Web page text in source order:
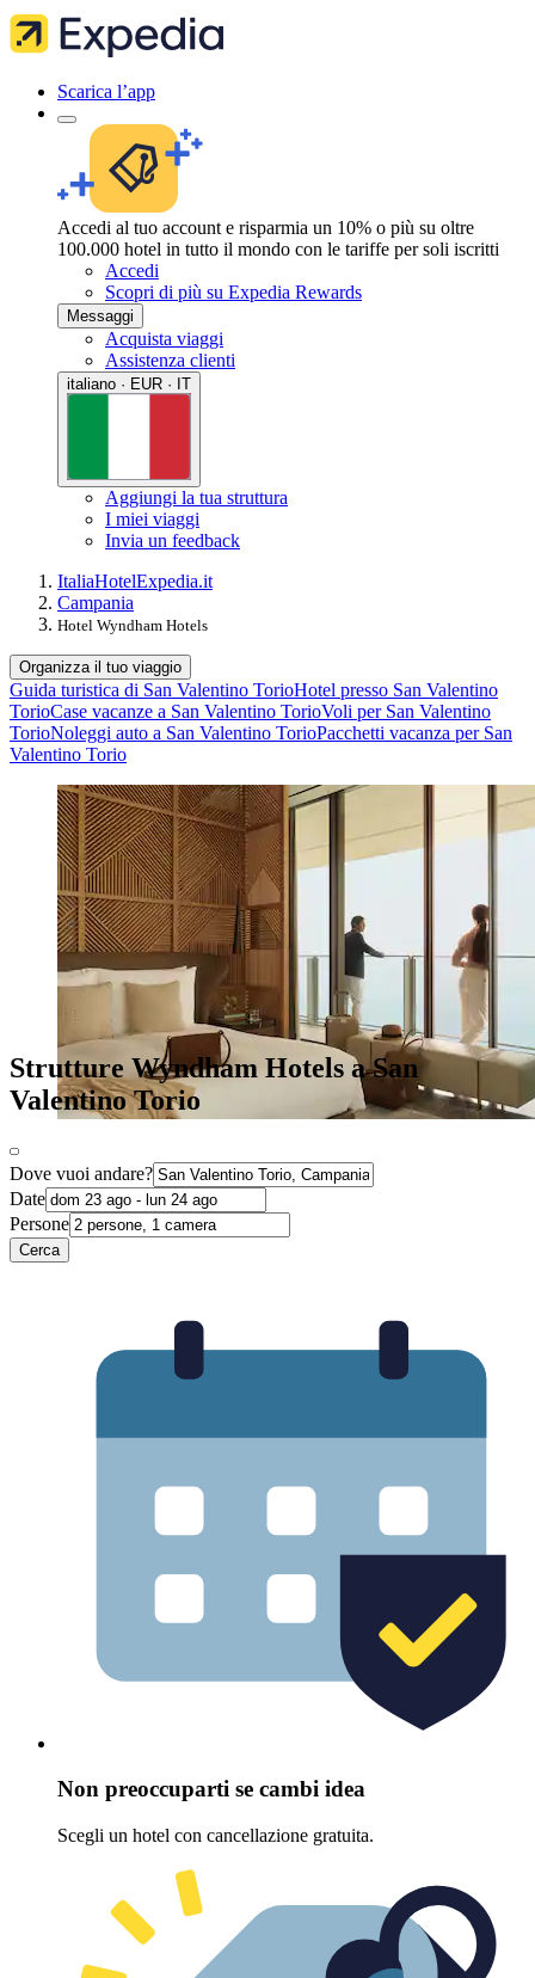
Scarica l’app
Accedi al tuo account e risparmia un 10% o più su oltre
100.000 hotel in tutto il mondo con le tariffe per soli iscritti
Accedi
Scopri di più su Expedia Rewards
Messaggi
Acquista viaggi
Assistenza clienti
italiano · EUR · IT
Aggiungi la tua struttura
I miei viaggi
Invia un feedback
ItaliaHotelExpedia.it
Campania
Hotel Wyndham Hotels
Organizza il tuo viaggio
Guida turistica di San Valentino TorioHotel presso San Valentino
TorioCase vacanze a San Valentino TorioVoli per San Valentino
TorioNoleggi auto a San Valentino TorioPacchetti vacanza per San
Valentino Torio
Strutture Wyndham Hotels a San
Valentino Torio
Dove vuoi andare?
Date
Persone
Cerca
Non preoccuparti se cambi idea
Scegli un hotel con cancellazione gratuita.